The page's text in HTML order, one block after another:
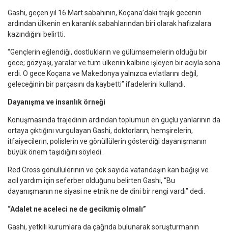
Gashi, geçen yıl 16 Mart sabahının, Koçana’daki trajik gecenin
ardından ülkenin en karanlık sabahlarından biri olarak hafızalara
kazındığını belirtti.
“Gençlerin eğlendiği, dostlukların ve gülümsemelerin olduğu bir
gece; gözyaşı, yaralar ve tüm ülkenin kalbine işleyen bir acıyla sona
erdi. O gece Koçana ve Makedonya yalnızca evlatlarını değil,
geleceğinin bir parçasını da kaybetti” ifadelerini kullandı.
Dayanışma ve insanlık örneği
Konuşmasında trajedinin ardından toplumun en güçlü yanlarının da
ortaya çıktığını vurgulayan Gashi, doktorların, hemşirelerin,
itfaiyecilerin, polislerin ve gönüllülerin gösterdiği dayanışmanın
büyük önem taşıdığını söyledi.
Red Cross gönüllülerinin ve çok sayıda vatandaşın kan bağışı ve
acil yardım için seferber olduğunu belirten Gashi, “Bu
dayanışmanın ne siyasi ne etnik ne de dini bir rengi vardı” dedi.
“Adalet ne aceleci ne de gecikmiş olmalı”
Gashi, yetkili kurumlara da çağrıda bulunarak soruşturmanın